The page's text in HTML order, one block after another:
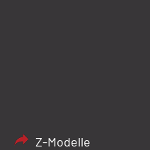
Z-Modelle